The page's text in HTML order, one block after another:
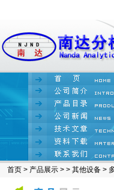
首页 > 产品展示 > > 其他设备 >